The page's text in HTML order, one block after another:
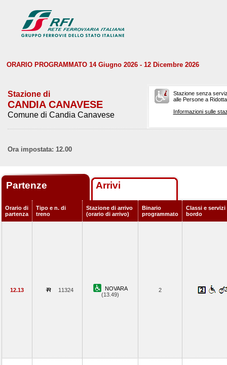
ORARIO PROGRAMMATO 14 Giugno 2026 - 12 Dicembre 2026
Stazione di
CANDIA CANAVESE
Comune di Candia Canavese
Stazione senza
alle Persone a
Informazioni sulle
Ora impostata: 12.00
Partenze Arrivi
Orario di
partenza
Tipo e n. di
treno
Stazione di arrivo
(orario di arrivo)
Binario
programmato
Classi e servizi
bordo
12.13 11324
NOVARA
(13.49)
2